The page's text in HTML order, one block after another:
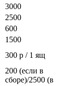
3000
2500
600
1500
300 р / 1 ящ
200 (если в
сборе)/2500 (в